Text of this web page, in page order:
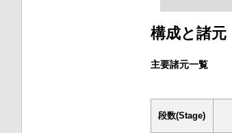
構成と諸元
主要諸元一覧
段数(Stage)